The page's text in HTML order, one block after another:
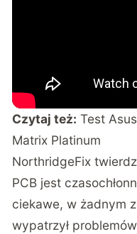
Czytaj też: Test
Matrix Platinum
NorthridgeFix
PCB jest
ciekawe, w żadnym
wypatrzył